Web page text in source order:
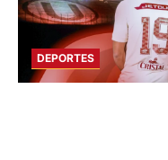
n
d DEPORTES